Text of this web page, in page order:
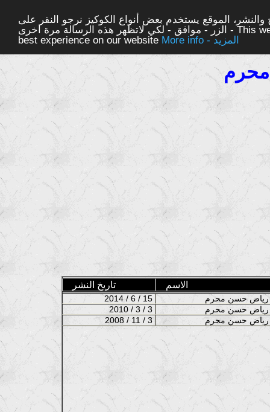
الموقع يستخدم بعض أنواع الكوكيز نرجو النقر على
الزر - موافق - لكي لاتظهر هذه الرسالة مرة اخرى - This website uses cookies to ensure you get the
best experience on our website
More info - المزيد
تاريخ النشر الاسم
2014 / 6 / 15
2010 / 3 / 3
2008 / 11 / 3